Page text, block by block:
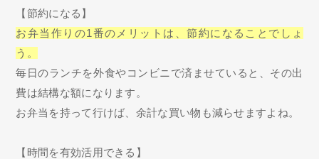
【節約になる】
お弁当作りの1番のメリットは、節約になることでしょ
う。
毎日のランチを外食やコンビニで済ませていると、その出
費は結構な額になります。
お弁当を持って行けば、余計な買い物も減らせますよね。
【時間を有効活用できる】